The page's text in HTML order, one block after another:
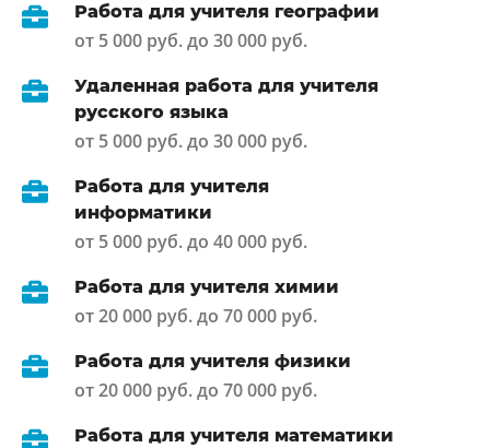
Работа для учителя географии
от 5 000 руб. до 30 000 руб.
Удаленная работа для учителя
русского языка
от 5 000 руб. до 30 000 руб.
Работа для учителя
информатики
от 5 000 руб. до 40 000 руб.
Работа для учителя химии
от 20 000 руб. до 70 000 руб.
Работа для учителя физики
от 20 000 руб. до 70 000 руб.
Работа для учителя математики